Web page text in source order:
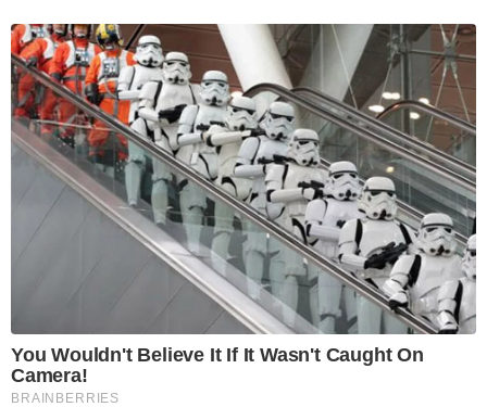
You Wouldn't Believe It If It Wasn't Caught On
Camera!
BRAINBERRIES